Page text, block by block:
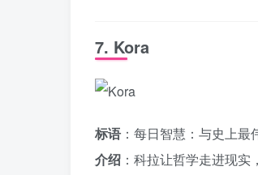
7. Kora
标语 ：每日智慧：与史上
介绍 ：科拉让哲学走进现